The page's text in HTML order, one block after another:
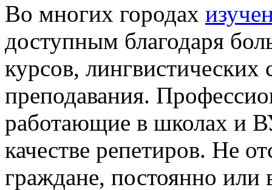
Во многих городах
доступным благодаря
курсов,
преподавания.
работающие в школах и
качестве репетиров. Не
граждане, постоянно